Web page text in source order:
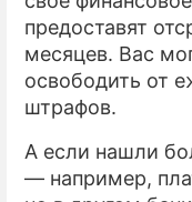
предоставят
месяцев. Вас
освободить от
штрафов.
А если нашли
— например,